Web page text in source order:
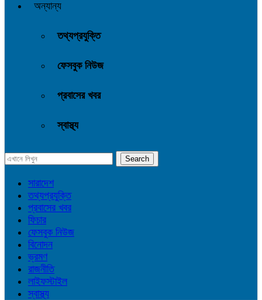
অন্যান্য
তথ্যপ্রযুক্তি
ফেসবুক নিউজ
প্রবাসের খবর
স্বাস্থ্য
সারাদেশ
তথ্যপ্রযুক্তি
প্রবাসের খবর
ফিচার
ফেসবুক নিউজ
বিনোদন
ভ্রমণ
রাজনীতি
লাইফস্টাইল
স্বাস্থ্য